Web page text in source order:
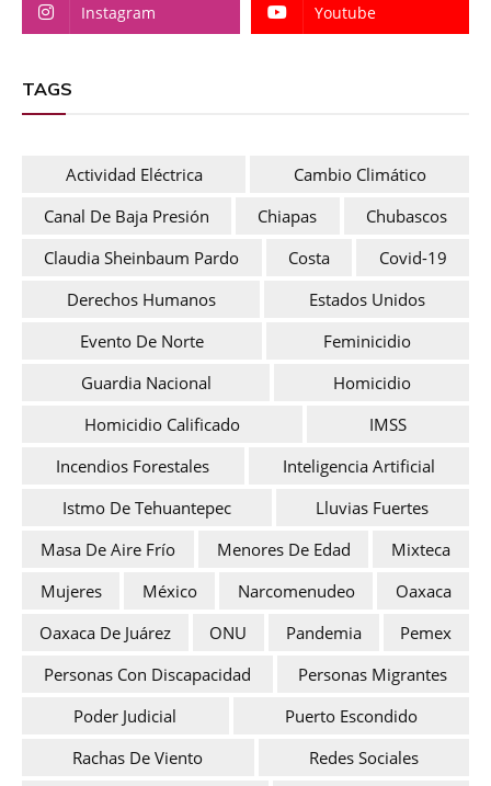
Instagram Youtube
TAGS
Actividad Eléctrica
Cambio Climático
Canal De Baja Presión
Chiapas
Chubascos
Claudia Sheinbaum Pardo
Costa
Covid-19
Derechos Humanos
Estados Unidos
Evento De Norte
Feminicidio
Guardia Nacional
Homicidio
Homicidio Calificado
IMSS
Incendios Forestales
Inteligencia Artificial
Istmo De Tehuantepec
Lluvias Fuertes
Masa De Aire Frío
Menores De Edad
Mixteca
Mujeres
México Narcomenudeo
Oaxaca
Oaxaca De Juárez
ONU Pandemia
Pemex
Personas Con Discapacidad
Personas Migrantes
Poder Judicial
Puerto Escondido
Rachas De Viento
Redes Sociales